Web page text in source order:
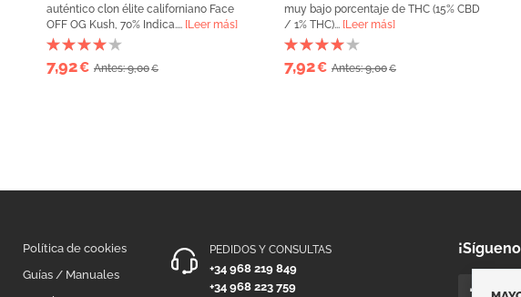
auténtico clon élite californiano Face
OFF OG Kush, 70% Indica.... [Leer más]
7,92€ Antes: 9,00€
muy bajo porcentaje de THC (15% CBD
/ 1% THC)... [Leer más]
7,92€ Antes: 9,00€
Política de cookies
Guías / Manuales
PEDIDOS Y CONSULTAS
+34 968 219 849
+34 968 223 759